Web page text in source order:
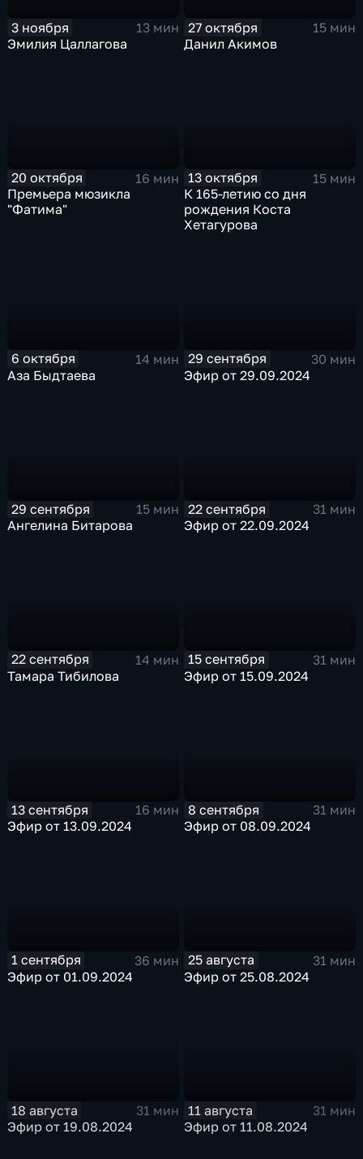
3 ноября
13 мин
Эмилия Цаллагова
27 октября
15 мин
Данил Акимов
20 октября
16 мин
Премьера мюзикла
"Фатима"
13 октября
15 мин
К 165-летию со дня
рождения Коста
Хетагурова
6 октября
14 мин
Аза Быдтаева
29 сентября
30 мин
Эфир от 29.09.2024
29 сентября
15 мин
Ангелина Битарова
22 сентября
31 мин
Эфир от 22.09.2024
22 сентября
14 мин
Тамара Тибилова
15 сентября
31 мин
Эфир от 15.09.2024
13 сентября
16 мин
Эфир от 13.09.2024
8 сентября
31 мин
Эфир от 08.09.2024
1 сентября
36 мин
Эфир от 01.09.2024
25 августа
31 мин
Эфир от 25.08.2024
18 августа
31 мин
Эфир от 19.08.2024
11 августа
31 мин
Эфир от 11.08.2024